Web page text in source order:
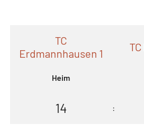
TC
Erdmannhausen 1
Heim
14 :